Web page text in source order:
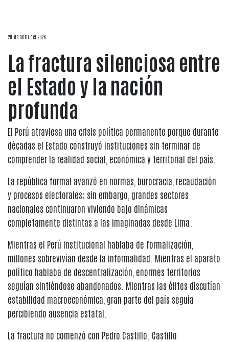
20 de abril del 2026
La fractura silenciosa entre
el Estado y la nación
profunda
El Perú atraviesa una crisis política permanente porque durante
décadas el Estado construyó instituciones sin terminar de
comprender la realidad social, económica y territorial del país.
La república formal avanzó en normas, burocracia, recaudación
y procesos electorales; sin embargo, grandes sectores
nacionales continuaron viviendo bajo dinámicas
completamente distintas a las imaginadas desde Lima.
Mientras el Perú institucional hablaba de formalización,
millones sobrevivían desde la informalidad. Mientras el aparato
político hablaba de descentralización, enormes territorios
seguían sintiéndose abandonados. Mientras las élites discutían
estabilidad macroeconómica, gran parte del país seguía
percibiendo ausencia estatal.
La fractura no comenzó con Pedro Castillo. Castillo